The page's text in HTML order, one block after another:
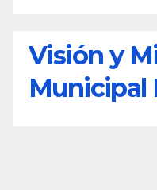
Visión y
Municipal